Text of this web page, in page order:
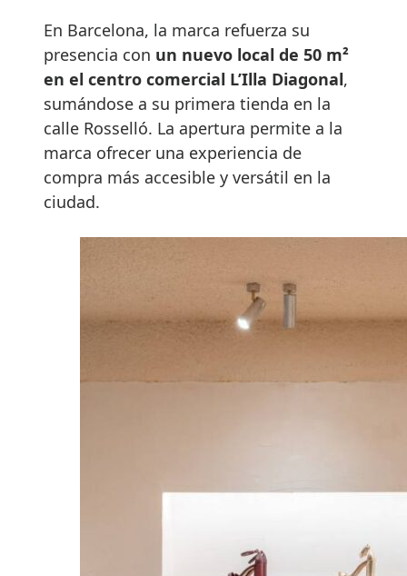
En Barcelona, la marca refuerza su
presencia con un nuevo local de 50 m²
en el centro comercial L’Illa Diagonal,
sumándose a su primera tienda en la
calle Rosselló. La apertura permite a la
marca ofrecer una experiencia de
compra más accesible y versátil en la
ciudad.